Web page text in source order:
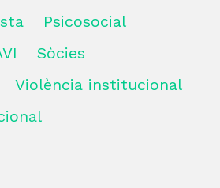
Psicosocial
Sòcies
Violència institucional